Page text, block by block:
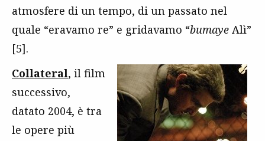
atmosfere di un tempo, di un passato nel
quale “eravamo re” e gridavamo “bumaye Alì”
[5].
Collateral, il film
successivo,
datato 2004, è tra
le opere più